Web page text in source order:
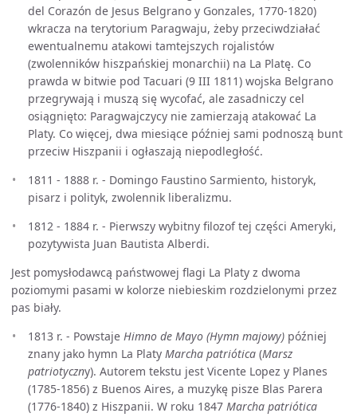
del Corazón de Jesus Belgrano y Gonzales, 1770-1820)
wkracza na terytorium Paragwaju, żeby przeciwdziałać
ewentualnemu atakowi tamtejszych rojalistów
(zwolenników hiszpańskiej monarchii) na La Platę. Co
prawda w bitwie pod Tacuari (9 III 1811) wojska Belgrano
przegrywają i muszą się wycofać, ale zasadniczy cel
osiągnięto: Paragwajczycy nie zamierzają atakować La
Platy. Co więcej, dwa miesiące później sami podnoszą bunt
przeciw Hiszpanii i ogłaszają niepodległość.
1811 - 1888 r. - Domingo Faustino Sarmiento, historyk,
pisarz i polityk, zwolennik liberalizmu.
1812 - 1884 r. - Pierwszy wybitny filozof tej części Ameryki,
pozytywista Juan Bautista Alberdi.
Jest pomysłodawcą państwowej flagi La Platy z dwoma
poziomymi pasami w kolorze niebieskim rozdzielonymi przez
pas biały.
1813 r. - Powstaje Himno de Mayo (Hymn majowy) później
znany jako hymn La Platy Marcha patriótica (Marsz
patriotyczny). Autorem tekstu jest Vicente Lopez y Planes
(1785-1856) z Buenos Aires, a muzykę pisze Blas Parera
(1776-1840) z Hiszpanii. W roku 1847 Marcha patriótica